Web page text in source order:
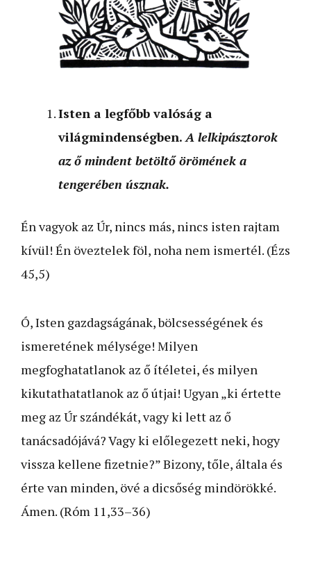
Isten a legfőbb valóság a
világmindenségben.A lelkipásztorok
az ő mindent betöltő örömének a
tengerében úsznak.
Én vagyok az Úr, nincs más, nincs isten rajtam
kívül! Én öveztelek föl, noha nem ismertél. (Ézs
45,5)
Ó, Isten gazdagságának, bölcsességének és
ismeretének mélysége! Milyen
megfoghatatlanok az ő ítéletei, és milyen
kikutathatatlanok az ő útjai! Ugyan „ki értette
meg az Úr szándékát, vagy ki lett az ő
tanácsadójává? Vagy ki előlegezett neki, hogy
vissza kellene fizetnie?” Bizony, tőle, általa és
érte van minden, övé a dicsőség mindörökké.
Ámen. (Róm 11,33–36)